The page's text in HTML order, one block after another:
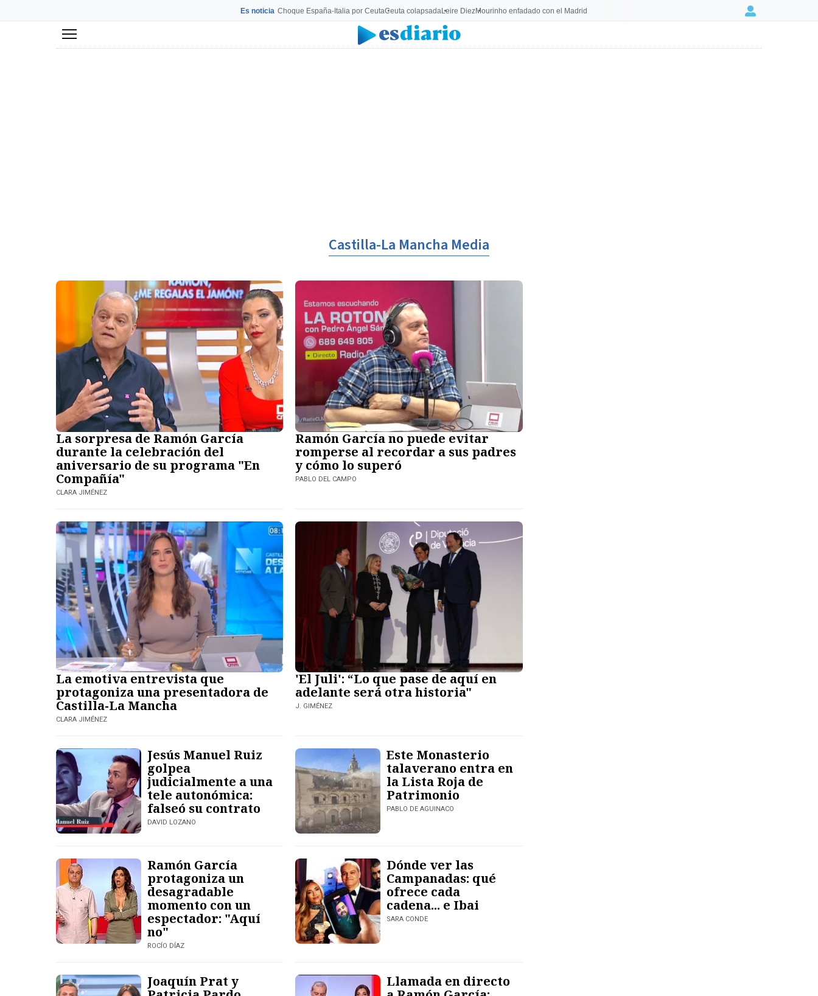
Es noticia Choque España-Italia por CeutaCeuta colapsadaLeire DiezMourinho enfadado con el Madrid Login
Menú
Castilla-La Mancha Media
La sorpresa de Ramón García
durante la celebración del
aniversario de su programa "En
Compañía"
CLARA JIMÉNEZ
Ramón García no puede evitar
romperse al recordar a sus padres
y cómo lo superó
PABLO DEL CAMPO
La emotiva entrevista que
protagoniza una presentadora de
Castilla-La Mancha
CLARA JIMÉNEZ
'El Juli': “Lo que pase de aquí en
adelante será otra historia"
J. GIMÉNEZ
Jesús Manuel Ruiz
golpea
judicialmente a una
tele autonómica:
falseó su contrato
DAVID LOZANO
Este Monasterio
talaverano entra en
la Lista Roja de
Patrimonio
PABLO DE AGUINACO
Ramón García
protagoniza un
desagradable
momento con un
espectador: "Aquí
no"
ROCÍO DÍAZ
Dónde ver las
Campanadas: qué
ofrece cada
cadena... e Ibai
SARA CONDE
Joaquín Prat y
Llamada en directo